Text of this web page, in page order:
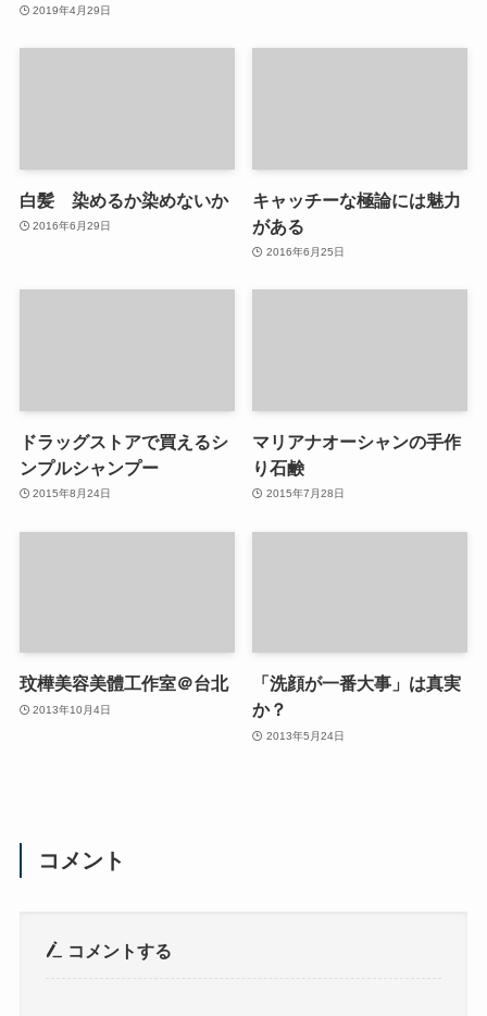
2019年4月29日
白髪 染めるか染めないか
2016年6月29日
キャッチーな極論には魅力
がある
2016年6月25日
ドラッグストアで買えるシ
ンプルシャンプー
2015年8月24日
マリアナオーシャンの手作
り石鹸
2015年7月28日
玟樺美容美體工作室＠台北
2013年10月4日
「洗顔が一番大事」は真実
か？
2013年5月24日
コメント
コメントする